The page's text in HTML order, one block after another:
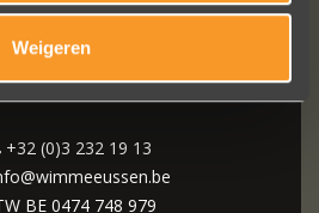
Weigeren
Wijngaardstraat 11
Antwerpen (België)
+32 (0)3 232 19 13
BE 0474 748 979